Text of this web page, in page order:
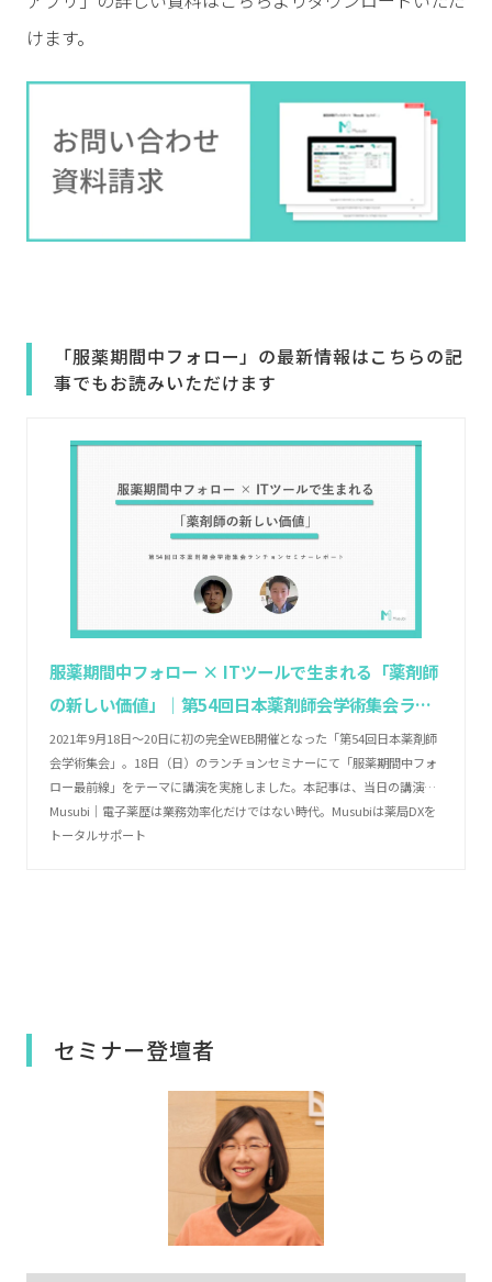
けます。
「服薬期間中フォロー」の最新情報はこちらの記
事でもお読みいただけます
服薬期間中フォロー × ITツールで生まれる「薬剤師
の新しい価値」｜第54回日本薬剤師会学術集会ラン
チョンセミナーレポート | Musubi｜電子薬歴は業務
効率化だけではない時代。Musubiは薬局DXをトー
タルサポート
2021年9月18日～20日に初の完全WEB開催となった「第54回日本薬剤師
会学術集会」。18日（日）のランチョンセミナーにて「服薬期間中フォ
ロー最前線」をテーマに講演を実施しました。本記事は、当日の講演内
容を元に再編集してお伝えし、「服薬期間中フォロー」の実施を促進す
るお役立ち資料のご紹介を行います。
Musubi｜電子薬歴は業務効率化だけではない時代。Musubiは薬局DXを
トータルサポート
セミナー登壇者